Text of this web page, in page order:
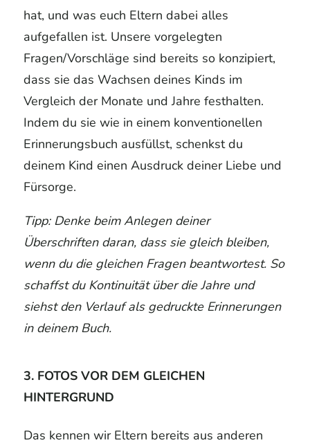
hat, und was euch Eltern dabei alles
aufgefallen ist. Unsere vorgelegten
Fragen/Vorschläge sind bereits so konzipiert,
dass sie das Wachsen deines Kinds im
Vergleich der Monate und Jahre festhalten.
Indem du sie wie in einem konventionellen
Erinnerungsbuch ausfüllst, schenkst du
deinem Kind einen Ausdruck deiner Liebe und
Fürsorge.
Tipp: Denke beim Anlegen deiner
Überschriften daran, dass sie gleich bleiben,
wenn du die gleichen Fragen beantwortest. So
schaffst du Kontinuität über die Jahre und
siehst den Verlauf als gedruckte Erinnerungen
in deinem Buch.
3. FOTOS VOR DEM GLEICHEN
HINTERGRUND
Das kennen wir Eltern bereits aus anderen